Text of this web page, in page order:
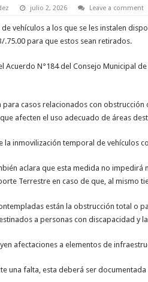
julio 2, 2026 Leave a comment
vehículos a los que se les instalen
.75.00 para que estos sean retirados.
Acuerdo N°184 del Consejo Municipal
para casos relacionados con
afecten el uso adecuado de áreas
la inmovilización temporal de vehículos
aclara que esta medida no impedirá
Terrestre en caso de que, al mismo
están la obstrucción total o
a personas con discapacidad y
afectaciones a elementos de
una falta, esta deberá ser